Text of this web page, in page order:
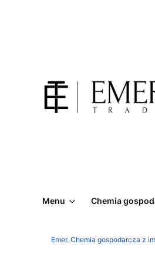
Menu Chemia
Emer. Chemia gospodarcza z